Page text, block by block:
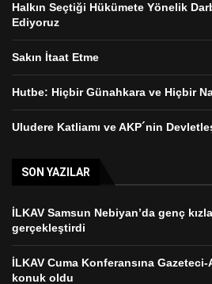
Halkın Seçtiği Hükümete Yönelik
Ediyoruz
Sakın İtaat Etme
Hutbe: Hiçbir Günahkara ve Hiçbir
Uludere Katliamı ve AKP´nin
SON YAZILAR
İLKAV Samsun Nebiyan’da genç
gerçekleştirdi
İLKAV Cuma Konferansına
konuk oldu